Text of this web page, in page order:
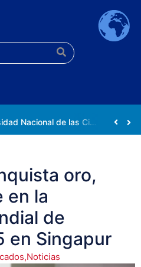
Universidad Nacional de las Ciencias impulsa vocaciones científicas en la Expoferia de Oportunidades de Estudio 2026
oro,
en la
de
en Singapur
,Noticias